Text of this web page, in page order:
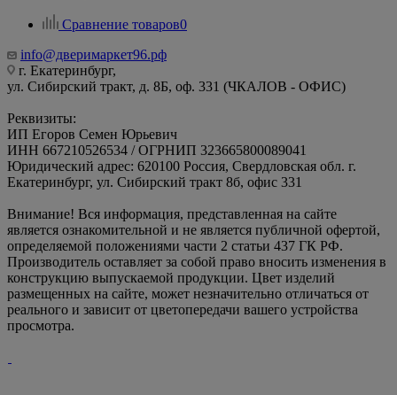
Сравнение товаров0
info@дверимаркет96.рф
г. Екатеринбург,
ул. Сибирский тракт, д. 8Б, оф. 331 (ЧКАЛОВ - ОФИС)
Реквизиты:
ИП Егоров Семен Юрьевич
ИНН 667210526534 / ОГРНИП 323665800089041
Юридический адрес: 620100 Россия, Свердловская обл. г.
Екатеринбург, ул. Сибирский тракт 8б, офис 331
Внимание! Вся информация, представленная на сайте
является ознакомительной и не является публичной офертой,
определяемой положениями части 2 статьи 437 ГК РФ.
Производитель оставляет за собой право вносить изменения в
конструкцию выпускаемой продукции. Цвет изделий
размещенных на сайте, может незначительно отличаться от
реального и зависит от цветопередачи вашего устройства
просмотра.